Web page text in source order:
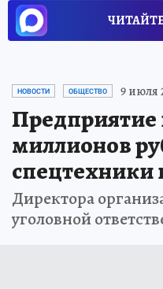
НОВОСТИ ОБЩЕСТВО 9 июля
Предприятие
миллионов
спецтехники
Директора
уголовной